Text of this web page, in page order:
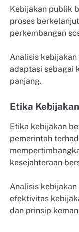
Kebijakan publik
proses
perkembangan
Analisis
adaptasi sebagai
panjang.
Etika
Etika kebijakan
pemerintah
kesejahteraan
Analisis
efektivitas
dan prinsip